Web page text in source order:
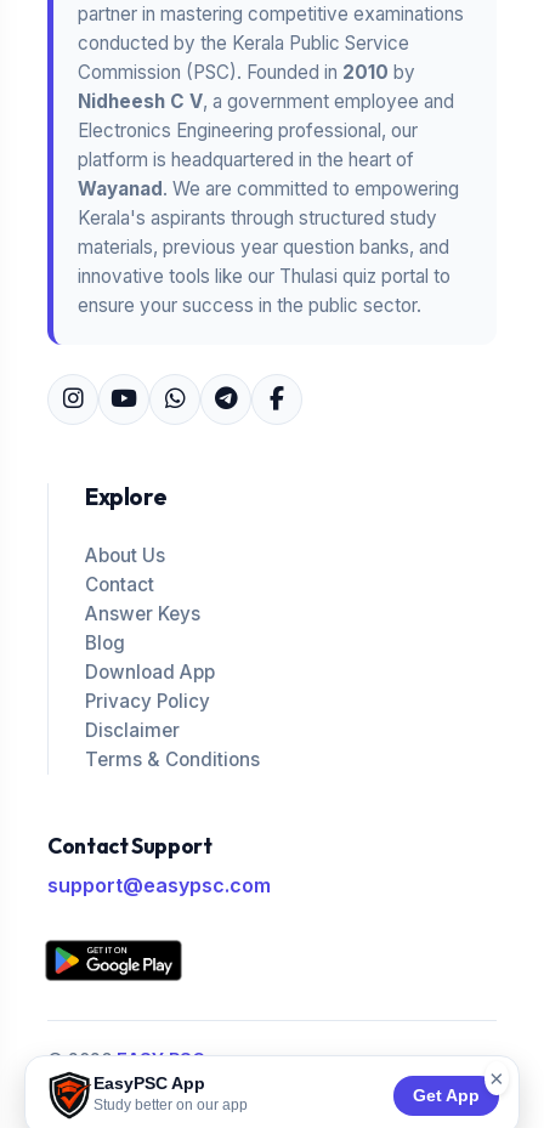
EasyPSC App
Study better on our app
Get App
×
partner in mastering competitive examinations
conducted by the Kerala Public Service
Commission (PSC). Founded in 2010 by
Nidheesh C V, a government employee and
Electronics Engineering professional, our
platform is headquartered in the heart of
Wayanad. We are committed to empowering
Kerala's aspirants through structured study
materials, previous year question banks, and
innovative tools like our Thulasi quiz portal to
ensure your success in the public sector.
Explore
About Us
Contact
Answer Keys
Blog
Download App
Privacy Policy
Disclaimer
Terms & Conditions
Contact Support
support@easypsc.com
© 2026EASY PSC.
All Rights Reserved.